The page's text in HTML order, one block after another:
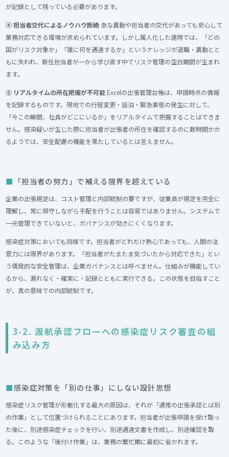
が記録として残っている必要があります。
④ 担当者交代によるノウハウ断絶 急な異動や担当者の交代があっても安心して
業務対応できる環境が求められています。しかし属人化した運用では、「どの
国がリスク対象か」「誰に何を通達するか」というナレッジが退職・異動とと
もに失われ、新任担当者が一から学び直す中でリスク管理の空白期間が生まれ
ます。
⑤ リアルタイムの所在把握が不可能 Excelの出張管理台帳は、申請時点の情報
を記録するものです。現地での行程変更・延泊・緊急事態の発生に対して、
「今この瞬間、社員がどこにいるか」をリアルタイムで把握することはできま
せん。感染疑いが生じた際に担当者が出張者の所在を確認するのに数時間かか
るようでは、安全配慮の機能を果たしているとは言えません。
「担当者の努力」で補える限界を超えている
企業の出張規定は、コスト管理と内部統制の要ですが、従業員が規定を完全に
理解し、常に順守しながら手配を行うことは容易ではありません。システムで
一元管理できていないと、ガバナンスが効きにくくなります。
感染症対策においても同様です。担当者がどれだけ熱心であっても、人間の注
意力には限界があります。「担当者がたまたま気づいたから対応できた」とい
う偶発的な安全管理は、企業ガバナンスとは呼べません。仕組みが機能してい
るから、漏れなく・確実に・記録とともに実行できる。この状態を目指すこと
が、真の意味での内部統制です。
3-2. 渡航承認フローへの感染症リスク審査の組
み込み方
感染症対策を「別の仕事」にしない設計思想
感染症リスク管理が形骸化する最大の原因は、それが「通常の出張承認とは別
の作業」として位置づけられることにあります。担当者が出張申請を受け取っ
た後に、別途感染症チェックを行い、別途通達文書を作成し、別途確認を取
る。このような「後付け作業」は、業務の繁忙期に最初に省かれます。